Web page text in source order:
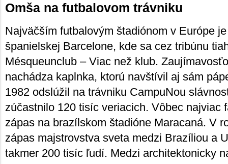
Omša na futbalovom trávniku
Najväčším futbalovým štadiónom v Európe
španielskej Barcelone, kde sa cez tribúnu
Mésqueunclub – Viac než klub.
nachádza kaplnka, ktorú navštívil aj sám
1982 odslúžil na trávniku CampuNou
zúčastnilo 120 tisíc veriacich. Vôbec najviac
zápas na brazílskom štadióne Maracaná. V
zápas majstrovstva sveta medzi Brazíliou a
takmer 200 tisíc ľudí. Medzi architektonicky